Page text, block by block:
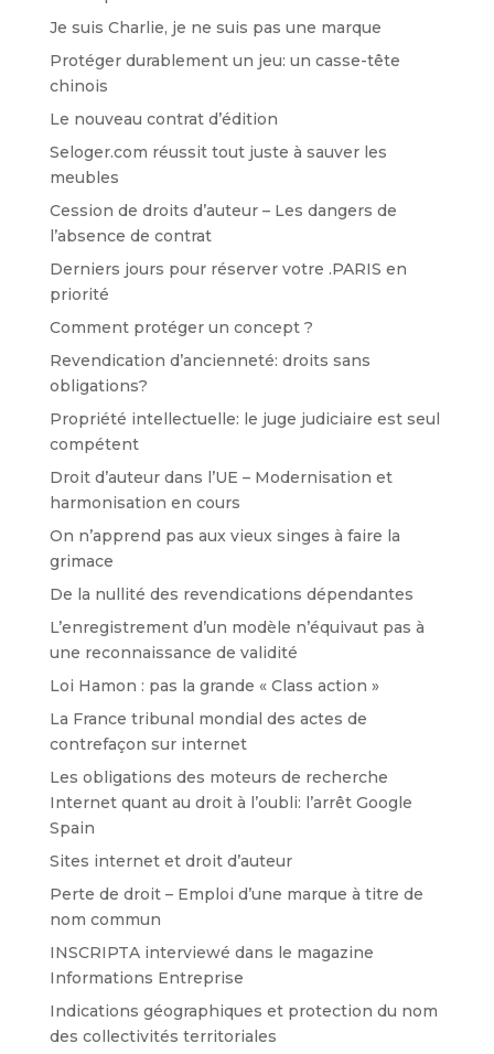
Je suis Charlie, je ne suis pas une marque
Protéger durablement un jeu: un casse-tête
chinois
Le nouveau contrat d’édition
Seloger.com réussit tout juste à sauver les
meubles
Cession de droits d’auteur – Les dangers de
l’absence de contrat
Derniers jours pour réserver votre .PARIS en
priorité
Comment protéger un concept ?
Revendication d’ancienneté: droits sans
obligations?
Propriété intellectuelle: le juge judiciaire est seul
compétent
Droit d’auteur dans l’UE – Modernisation et
harmonisation en cours
On n’apprend pas aux vieux singes à faire la
grimace
De la nullité des revendications dépendantes
L’enregistrement d’un modèle n’équivaut pas à
une reconnaissance de validité
Loi Hamon : pas la grande « Class action »
La France tribunal mondial des actes de
contrefaçon sur internet
Les obligations des moteurs de recherche
Internet quant au droit à l’oubli: l’arrêt Google
Spain
Sites internet et droit d’auteur
Perte de droit – Emploi d’une marque à titre de
nom commun
INSCRIPTA interviewé dans le magazine
Informations Entreprise
Indications géographiques et protection du nom
des collectivités territoriales